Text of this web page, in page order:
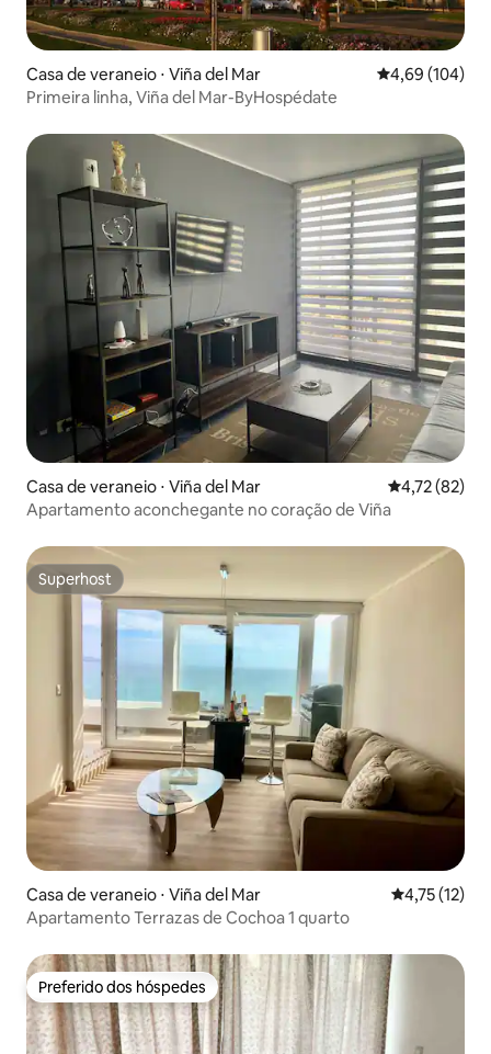
Casa de veraneio ⋅ Viña del Mar 4,69 de uma
4,69 (104)
Primeira linha, Viña del Mar-ByHospédate
Casa de veraneio ⋅ Viña del Mar 4,72 de uma
4,72 (82)
Apartamento aconchegante no coração de Viña
Superhost
Superhost
Casa de veraneio ⋅ Viña del Mar 4,75 de uma
4,75 (12)
Apartamento Terrazas de Cochoa 1 quarto
Preferido dos hóspedes
Preferido dos hóspedes